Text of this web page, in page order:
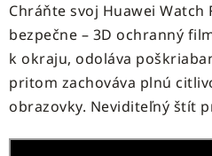
Chráňte svoj Huawei Watch
bezpečne – 3D ochranný
k okraju, odoláva
pritom zachováva plnú
obrazovky. Neviditeľný štít